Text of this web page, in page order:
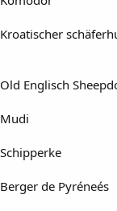
Kroatischer
Old Englisch
Mudi
Schipperke
Berger de Pyréneés